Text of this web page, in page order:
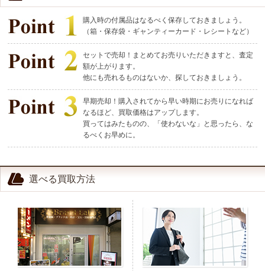
購入時の付属品はなるべく保存しておきましょう。
（箱・保存袋・ギャンティーカード・レシートなど）
セットで売却！まとめてお売りいただきますと、査定
額が上がります。
他にも売れるものはないか、探しておきましょう。
早期売却！購入されてから早い時期にお売りになれば
なるほど、買取価格はアップします。
買ってはみたものの、「使わないな」と思ったら、な
るべくお早めに。
選べる買取方法